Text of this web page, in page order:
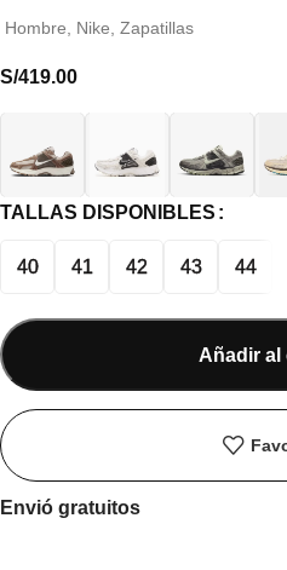
Hombre Nike Zapatillas
S/419.00
TALLAS DISPONIBLES
40 41 42 43 44
Añadir al
Envió gratuitos